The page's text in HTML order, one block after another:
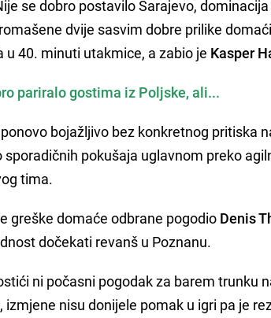
se dobro postavilo Sarajevo,
dvije sasvim dobre prilike
u 40. minuti utakmice, a zabio je Kasper
pariralo gostima iz Poljske, ali...
bojažljivo bez konkretnog pritiska
pokušaja uglavnom preko
tima.
greške domaće odbrane pogodio Denis
dočekati revanš u Poznanu.
ni počasni pogodak za barem trunku
nisu donijele pomak u igri pa je